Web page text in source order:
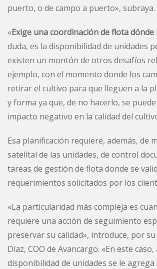
puerto, o de campo a puerto», subraya.
«Exige una coordinación de flota
duda, es la disponibilidad de unidades
existen un montón de otros desafíos
ejemplo, con el momento donde los
retirar el cultivo para que lleguen a la
y forma ya que, de no hacerlo, se
impacto negativo en la calidad del
Esa planificación requiere, además, de
satelital de las unidades, de control
tareas de gestión de flota donde se
requerimientos solicitados por los
«La particularidad más compleja es
requiere una acción de seguimiento
preservar su calidad», introduce, por
Díaz, COO de Avancargo. «En este caso,
disponibilidad de unidades se le agrega